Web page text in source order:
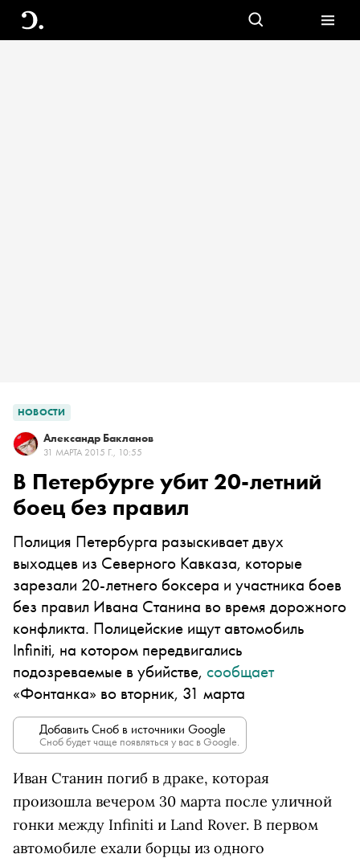
НОВОСТИ
Александр Бакланов
31 МАРТА 2015 Г., 10:55
В Петербурге убит 20-летний
боец без правил
Полиция Петербурга разыскивает двух
выходцев из Северного Кавказа, которые
зарезали 20-летнего боксера и участника боев
без правил Ивана Станина во время дорожного
конфликта. Полицейские ищут автомобиль
Infiniti, на котором передвигались
подозреваемые в убийстве, сообщает
«Фонтанка» во вторник, 31 марта
Добавить Сноб в источники Google
Сноб будет чаще появляться у вас в Google.
Иван Станин погиб в драке, которая
произошла вечером 30 марта после уличной
гонки между Infiniti и Land Rover. В первом
автомобиле ехали борцы из одного